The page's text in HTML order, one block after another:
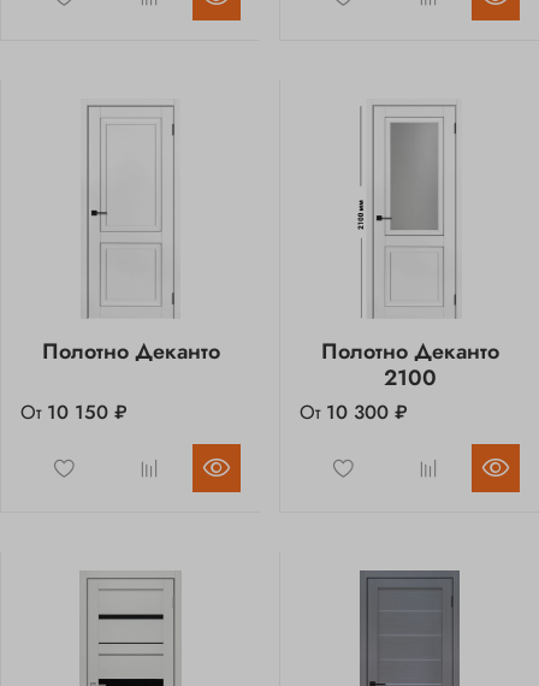
Полотно Деканто
От 10 150 ₽
Полотно Деканто
2100
От 10 300 ₽